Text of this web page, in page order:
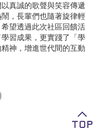
真誠的歌聲與笑容傳遞
，長輩們也隨著旋律輕
望透過此次社區回饋活
習成果，更實踐了「學
神，增進世代間的互動